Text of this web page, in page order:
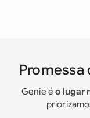
Promessa
Genie éo lugar